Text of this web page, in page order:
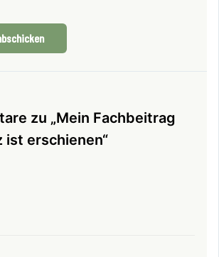
zu „Mein Fachbeitrag
ist erschienen“